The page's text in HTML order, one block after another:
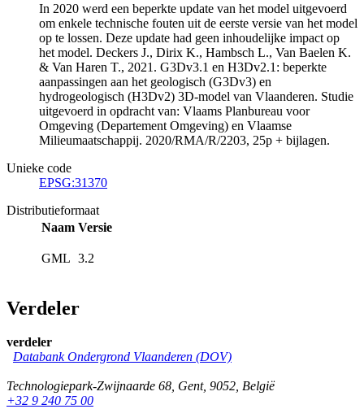
In 2020 werd een beperkte update van het model uitgevoerd
om enkele technische fouten uit de eerste versie van het model
op te lossen. Deze update had geen inhoudelijke impact op
het model. Deckers J., Dirix K., Hambsch L., Van Baelen K.
& Van Haren T., 2021. G3Dv3.1 en H3Dv2.1: beperkte
aanpassingen aan het geologisch (G3Dv3) en
hydrogeologisch (H3Dv2) 3D-model van Vlaanderen. Studie
uitgevoerd in opdracht van: Vlaams Planbureau voor
Omgeving (Departement Omgeving) en Vlaamse
Milieumaatschappij. 2020/RMA/R/2203, 25p + bijlagen.
Unieke code
EPSG:31370
Distributieformaat
Naam Versie
GML 3.2
Verdeler
verdeler
Databank Ondergrond Vlaanderen (DOV)
Technologiepark-Zwijnaarde 68, Gent, 9052, België
+32 9 240 75 00